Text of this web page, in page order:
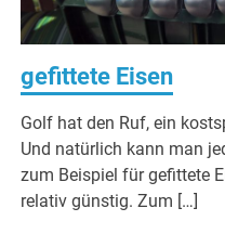
gefittete Eisen
Golf hat den Ruf, ein
Und natürlich kann man
zum Beispiel für gefittete
relativ günstig. Zum […]